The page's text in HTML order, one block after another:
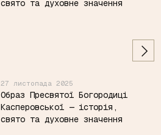
27 листопада 2025
Образ Пресвятої Богородиці
Касперовської — історія,
свято та духовне значення